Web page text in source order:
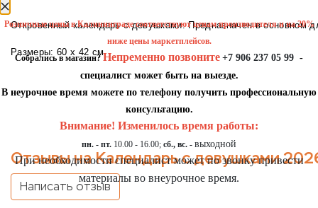
Откровенный календарь с девушками. Предназначен в основном
Размеры: 60 х 42 см
Отзывы на Календарь с девушками
Написать отзыв
Розничные цены в Калининграде соответствуют ценам производителя и на 20%
ниже цены маркетплейсов.
Собрались в магазин?Непременно позвоните +7 906 237 05 99 -
специалист может быть на выезде.
В неурочное время можете по телефону получить профессиональную
консультацию.
Внимание! Изменилось время работы:
пн. - пт. 10.00 - 16.00; сб., вс. - выходной
При необходимости специалист может по звонку привести
материалы во внеурочное время.